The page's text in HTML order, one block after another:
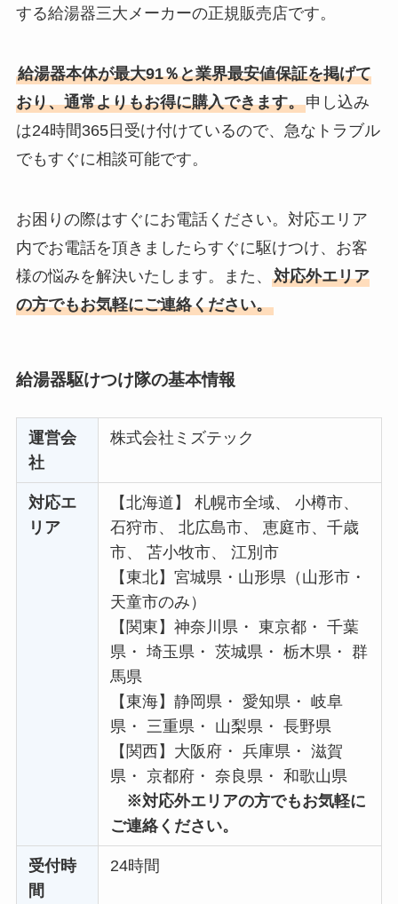
する給湯器三大メーカーの正規販売店です。
給湯器本体が最大91％と業界最安値保証を掲げて
おり、通常よりもお得に購入できます。申し込み
は24時間365日受け付けているので、急なトラブル
でもすぐに相談可能です。
お困りの際はすぐにお電話ください。対応エリア
内でお電話を頂きましたらすぐに駆けつけ、お客
様の悩みを解決いたします。また、 対応外エリア
の方でもお気軽にご連絡ください。
給湯器駆けつけ隊の基本情報
運営会
社
株式会社ミズテック
対応エ
リア
【北海道】 札幌市全域、 小樽市、
石狩市、 北広島市、 恵庭市、千歳
市、 苫小牧市、 江別市
【東北】宮城県・山形県（山形市・
天童市のみ）
【関東】神奈川県・ 東京都・ 千葉
県・ 埼玉県・ 茨城県・ 栃木県・ 群
馬県
【東海】静岡県・ 愛知県・ 岐阜
県・ 三重県・ 山梨県・ 長野県
【関西】大阪府・ 兵庫県・ 滋賀
県・ 京都府・ 奈良県・ 和歌山県
※対応外エリアの方でもお気軽に
ご連絡ください。
受付時
間
24時間